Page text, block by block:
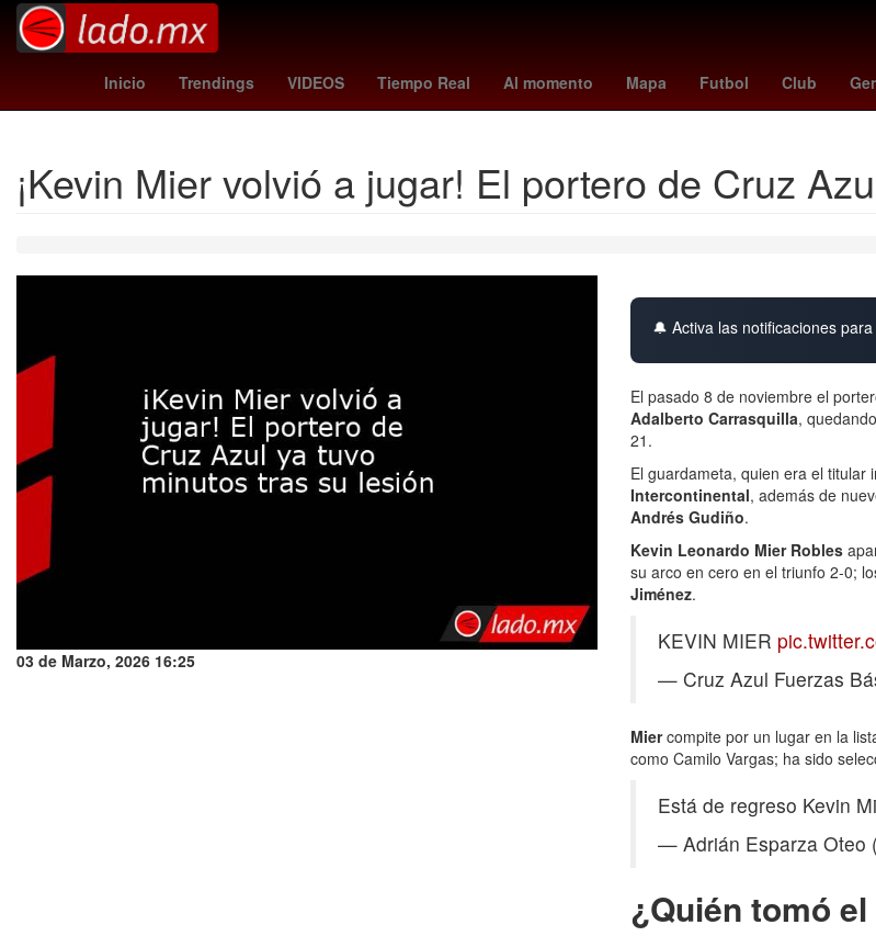
Inicio Trendings VIDEOS Tiempo Real Al momento Mapa Futbol Club
Perú Argentina swag 2 España Temporada Selección de fútbol de Costa Rica
¡Kevin Mier volvió a jugar! El portero de Cruz
03 de Marzo, 2026 16:25
🔔 Activa las notificaciones
El pasado 8 de noviembre el
Adalberto Carrasquilla,
21.
El guardameta, quien era el titular
Intercontinental, además de
Andrés Gudiño.
Kevin Leonardo Mier Robles
su arco en cero en el triunfo 2-0;
Jiménez.
KEVIN MIER
— Cruz Azul Fuerzas
Miercompite por un lugar en la
como Camilo Vargas; ha sido
Está de regreso Kevin
— Adrián Esparza Oteo
¿Quién tomó